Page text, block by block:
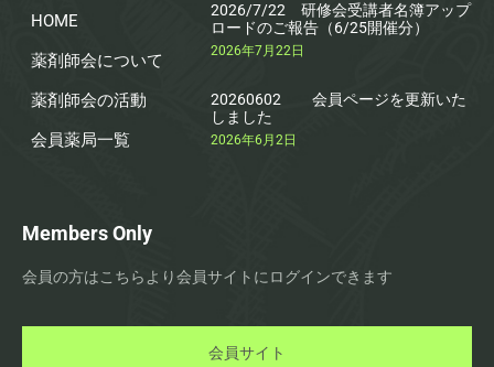
HOME
薬剤師会について
薬剤師会の活動
会員薬局一覧
2026/7/22 研修会受講者名簿アップ
ロードのご報告（6/25開催分）
2026年7月22日
20260602 会員ページを更新いた
しました
2026年6月2日
Members Only
会員の方はこちらより会員サイトにログインできます
会員サイト